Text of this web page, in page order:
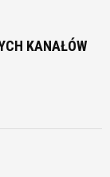
KANAŁÓW